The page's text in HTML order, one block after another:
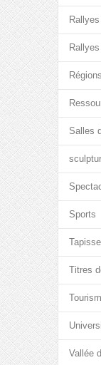
Régions
Salles
Sports
Titres
Vallée